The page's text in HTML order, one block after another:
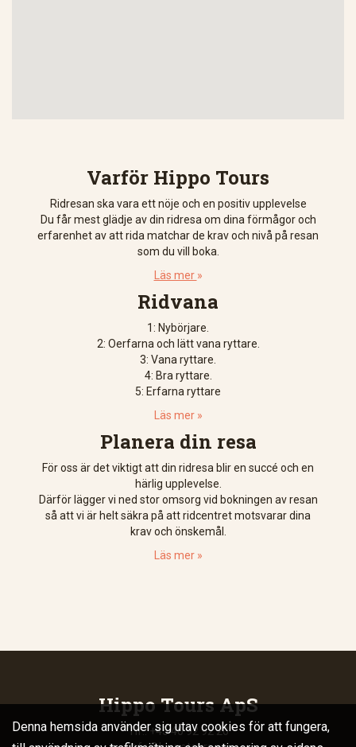
Varför Hippo Tours
Ridresan ska vara ett nöje och en positiv upplevelse
Du får mest glädje av din ridresa om dina förmågor och
erfarenhet av att rida matchar de krav och nivå på resan
som du vill boka.
Läs mer »
Ridvana
1: Nybörjare.
2: Oerfarna och lätt vana ryttare.
3: Vana ryttare.
4: Bra ryttare.
5: Erfarna ryttare
Läs mer »
Planera din resa
För oss är det viktigt att din ridresa blir en succé och en
härlig upplevelse.
Därför lägger vi ned stor omsorg vid bokningen av resan
så att vi är helt säkra på att ridcentret motsvarar dina
krav och önskemål.
Läs mer »
Hippo Tours ApS
Tlf.: +45 40 92 92 20
Denna hemsida använder sig utav cookies för att fungera,